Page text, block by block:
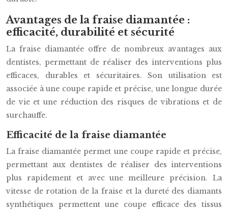
Avantages de la fraise diamantée :
efficacité, durabilité et sécurité
La fraise diamantée offre de nombreux avantages aux
dentistes, permettant de réaliser des interventions plus
efficaces, durables et sécuritaires. Son utilisation est
associée à une coupe rapide et précise, une longue durée
de vie et une réduction des risques de vibrations et de
surchauffe.
Efficacité de la fraise diamantée
La fraise diamantée permet une coupe rapide et précise,
permettant aux dentistes de réaliser des interventions
plus rapidement et avec une meilleure précision. La
vitesse de rotation de la fraise et la dureté des diamants
synthétiques permettent une coupe efficace des tissus